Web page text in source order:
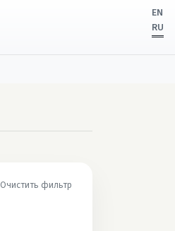
EN
RU
Очистить фильтр